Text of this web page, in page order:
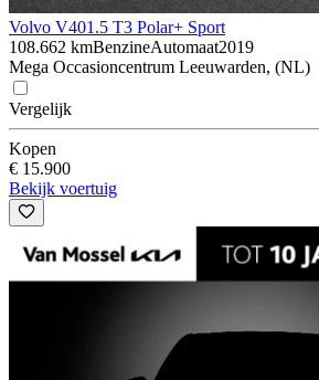
Volvo V401.5 T3 Polar+ Sport
108.662 kmBenzineAutomaat2019
Mega Occasioncentrum Leeuwarden, (NL)
Vergelijk
Kopen
€ 15.900
Bekijk voertuig